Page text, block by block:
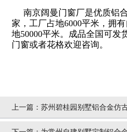
南京阔曼门窗厂是优质铝
家，工厂占地6000平米，拥
地50000平米。成品全国可发
门窗或者花格欢迎咨询。
上一篇： 苏州碧桂园别墅铝合金仿
阳光]